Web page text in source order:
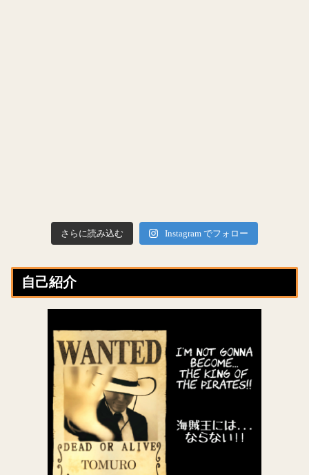
さらに読み込む Instagram でフォロー
自己紹介